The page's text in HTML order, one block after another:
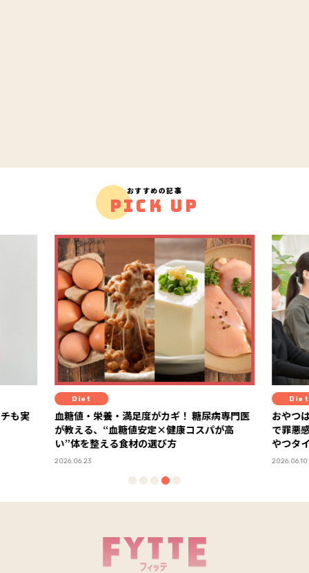
おすすめの記事
PICK UP
も実
Diet
血糖値・栄養・満足度がカギ！ 糖尿病専門医
が教える、“血糖値安定×健康コスパが高
い”体を整える食材の選び方
2026.06.23
Diet
おやつ
で罪悪
やつタ
2026.06.10